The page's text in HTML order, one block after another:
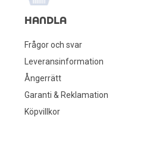
HANDLA
Frågor och svar
Leveransinformation
Ångerrätt
Garanti & Reklamation
Köpvillkor